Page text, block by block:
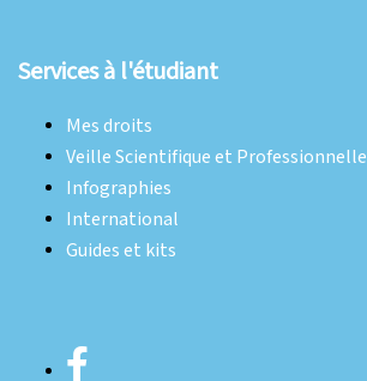
Services à l'étudiant
Mes droits
Veille Scientifique et Professionnelle
Infographies
International
Guides et kits